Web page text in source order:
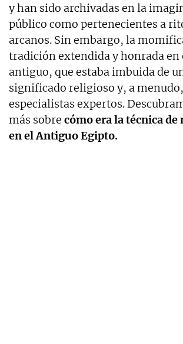
y han sido archivadas en la
público como pertenecientes a
arcanos. Sin embargo, la
tradición extendida y honrada en
antiguo, que estaba imbuida de
significado religioso y, a
especialistas expertos.
más sobre cómo era la técnica
en el Antiguo Egipto.